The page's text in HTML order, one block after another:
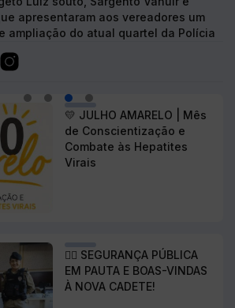
💛 JULHO AMARELO | Mês
de Conscientização e
Combate às Hepatites
👮‍♂️ SEGURANÇA PÚBLICA
EM PAUTA E BOAS-VINDAS